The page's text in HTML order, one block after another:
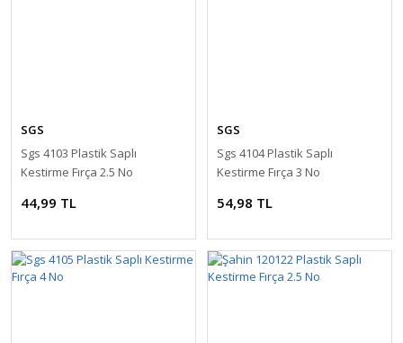
SGS
Sgs 4103 Plastik Saplı
Kestirme Fırça 2.5 No
44,99 TL
SGS
Sgs 4104 Plastik Saplı
Kestirme Fırça 3 No
54,98 TL